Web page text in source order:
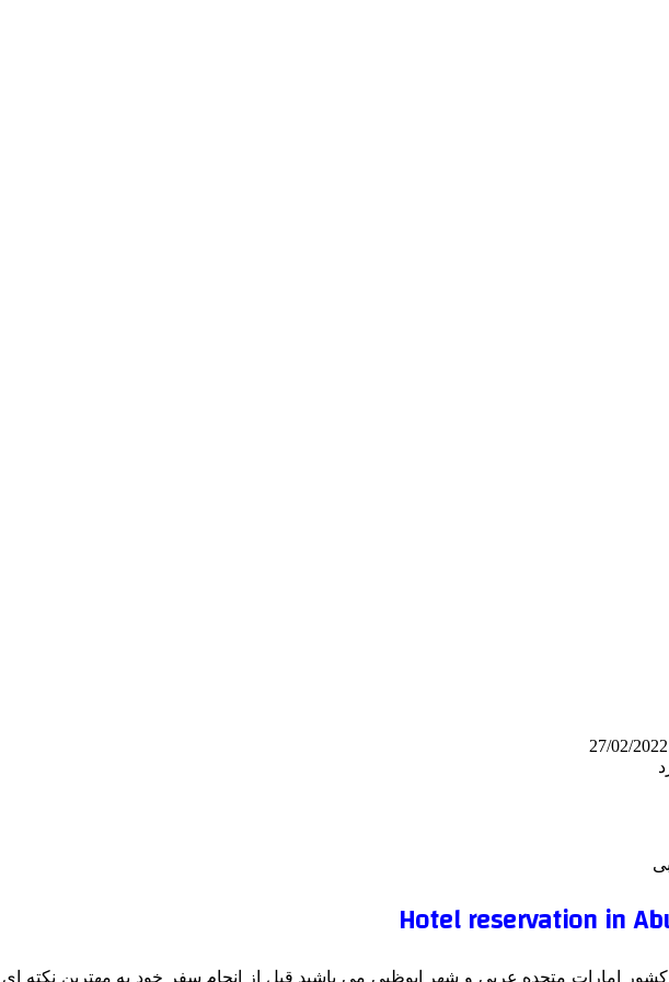
27/02/2022
امارات متحده عربی و شهر ابوظبی می باشید قبل از انجام سفر خود به مهترین نکته ای